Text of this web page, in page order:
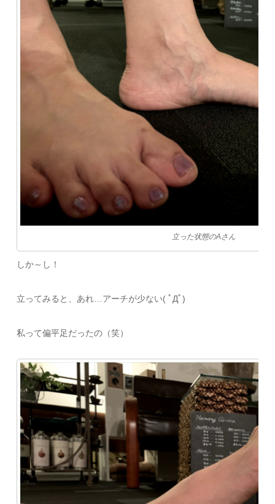
立った状態のAさん
しか～し！
立ってみると、あれ…アーチが少ない( ﾟДﾟ)
私って偏平足だったの（笑）